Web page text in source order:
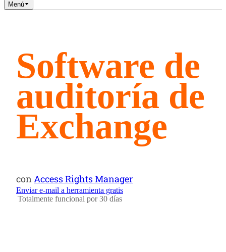
Menú
Software de
auditoría de
Exchange
con Access Rights Manager
Enviar e-mail a herramienta gratis
Totalmente funcional por 30 días